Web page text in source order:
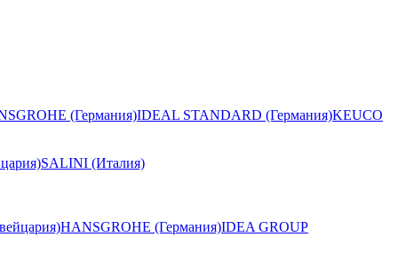
(Германия)IDEAL STANDARD (Германия)KEUCO
SALINI (Италия)
HANSGROHE (Германия)IDEA GROUP